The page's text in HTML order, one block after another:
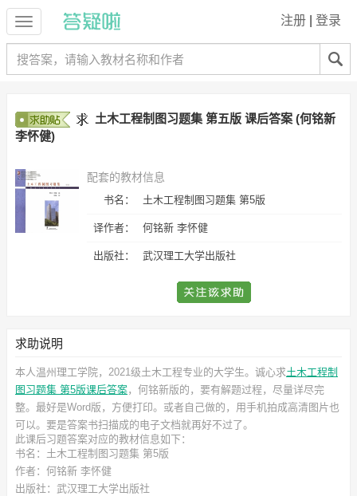
注册 登录
土木工程制图习题集 第五版 课后答案 (何铭新
李怀健)
配套的教材信息
书名： 土木工程制图习题集 第5版
译作者： 何铭新 李怀健
出版社： 武汉理工大学出版社
求助说明
本人温州理工学院，2021级土木工程专业的大学生。诚心求土木工程制
图习题集 第5版课后答案，何铭新版的，要有解题过程，尽量详尽完
整。最好是Word版，方便打印。或者自己做的，用手机拍成高清图片也
可以。要是答案书扫描成的电子文档就再好不过了。
此课后习题答案对应的教材信息如下：
书名：土木工程制图习题集 第5版
作者：何铭新 李怀健
出版社：武汉理工大学出版社